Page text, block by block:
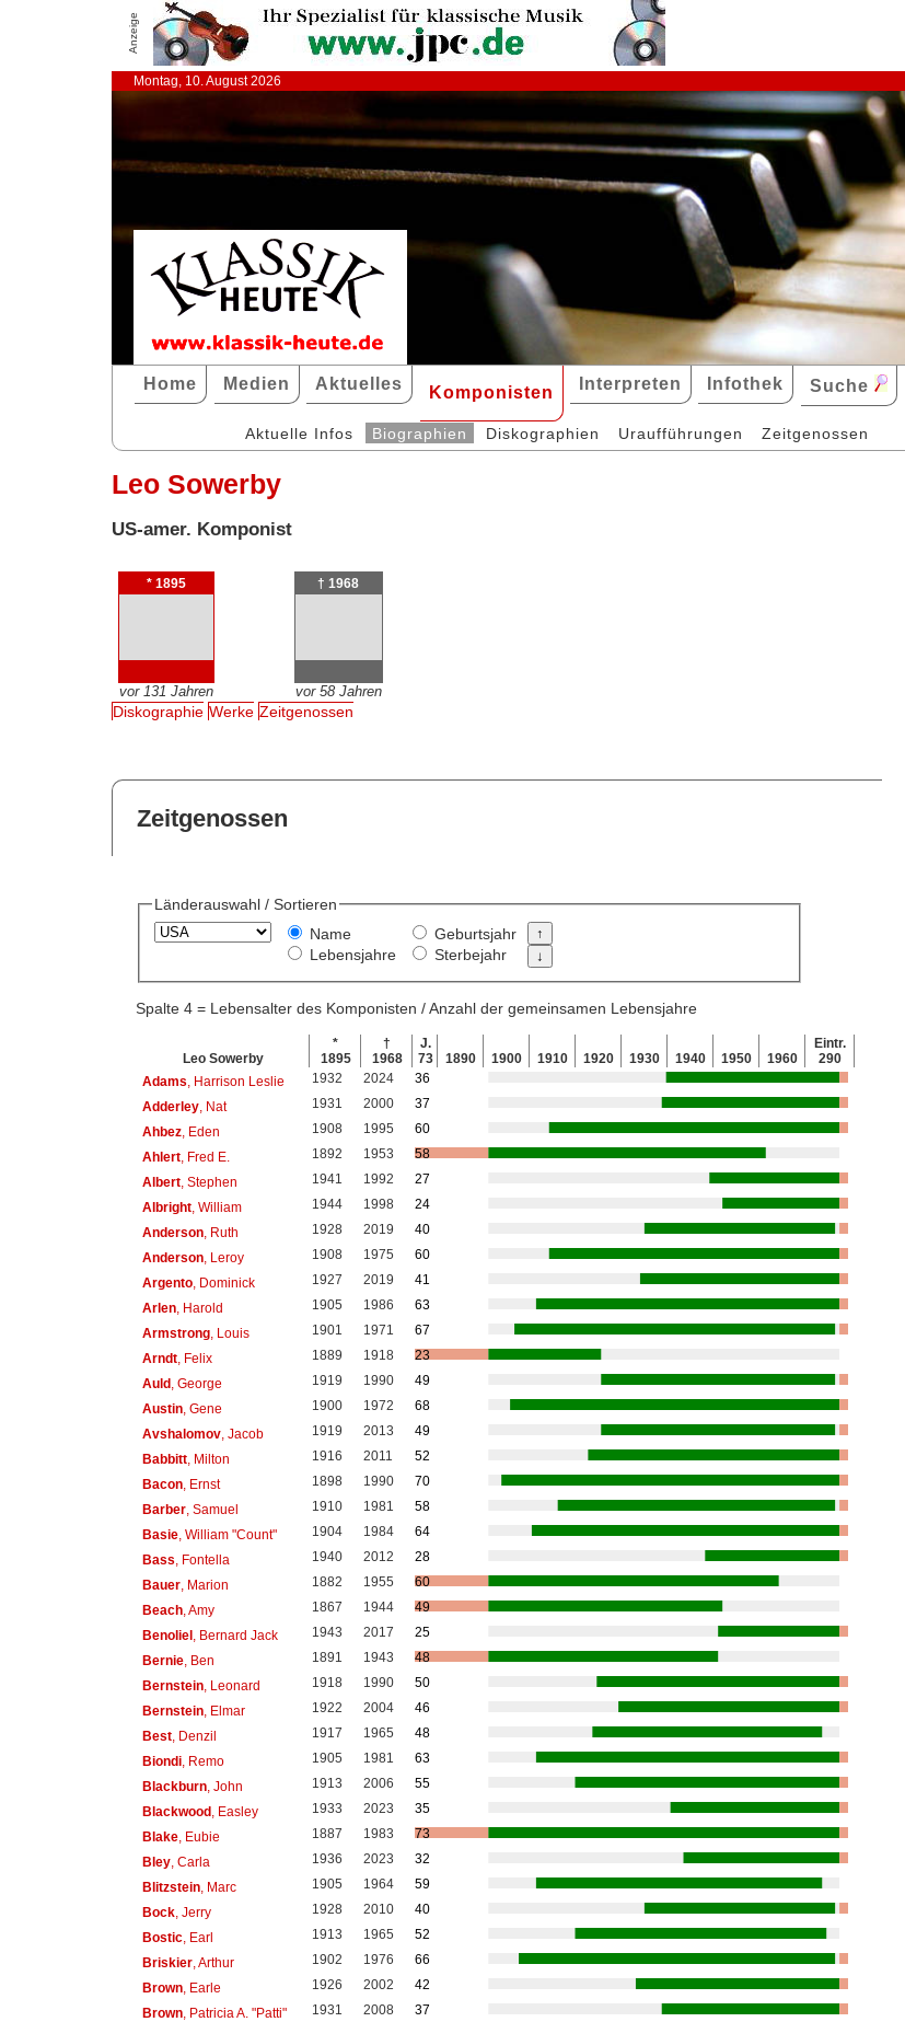
Anzeige
Montag, 10. August 2026
Home Medien Aktuelles Komponisten Interpreten Infothek Suche
Aktuelle Infos Biographien Diskographien Uraufführungen Zeitgenossen
Leo Sowerby
US-amer. Komponist
* 1895
vor 131 Jahren
† 1968
vor 58 Jahren
Diskographie Werke Zeitgenossen
Zeitgenossen
Länderauswahl / Sortieren
Name
Lebensjahre
Geburtsjahr
Sterbejahr
Spalte 4 = Lebensalter des Komponisten / Anzahl der gemeinsamen Lebensjahre
Leo Sowerby
*
1895
†
1968
J.
73
1890 1900 1910 1920 1930 1940 1950 1960
Eintr.
290
Adams , Harrison Leslie 1932 2024
36
Adderley, Nat 1931 2000
37
Ahbez, Eden 1908 1995
60
Ahlert, Fred E. 1892 1953
58
Albert, Stephen 1941 1992
27
Albright, William 1944 1998
24
Anderson, Ruth 1928 2019
40
Anderson, Leroy 1908 1975
60
Argento, Dominick 1927 2019
41
Arlen, Harold 1905 1986
63
Armstrong, Louis 1901 1971
67
Arndt, Felix 1889 1918
23
Auld, George 1919 1990
49
Austin, Gene 1900 1972
68
Avshalomov, Jacob 1919 2013
49
Babbitt, Milton 1916 2011
52
Bacon, Ernst 1898 1990
70
Barber, Samuel 1910 1981
58
Basie, William "Count" 1904 1984
64
Bass , Fontella 1940 2012
28
Bauer, Marion 1882 1955
60
Beach, Amy 1867 1944
49
Benoliel, Bernard Jack 1943 2017
25
Bernie, Ben 1891 1943
48
Bernstein, Leonard 1918 1990
50
Bernstein, Elmar 1922 2004
46
Best, Denzil 1917 1965
48
Biondi, Remo 1905 1981
63
Blackburn, John 1913 2006
55
Blackwood, Easley 1933 2023
35
Blake, Eubie 1887 1983
73
Bley, Carla 1936 2023
32
Blitzstein, Marc 1905 1964
59
Bock, Jerry 1928 2010
40
Bostic, Earl 1913 1965
52
Briskier, Arthur 1902 1976
66
Brown, Earle 1926 2002
42
Brown, Patricia A. "Patti" 1931 2008
37